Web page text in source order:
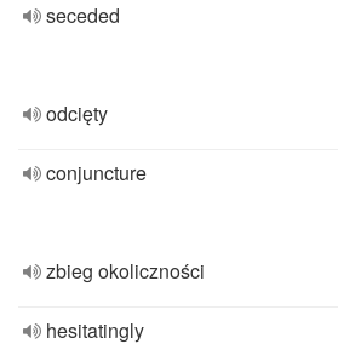
seceded
odcięty
conjuncture
zbieg okoliczności
hesitatingly